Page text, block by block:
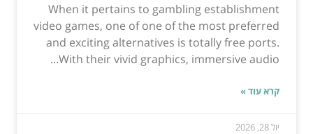
When it pertains to gambling establishment
video games, one of one of the most preferred
and exciting alternatives is totally free ports.
With their vivid graphics, immersive audio...
קרא עוד »
יול 28, 2026